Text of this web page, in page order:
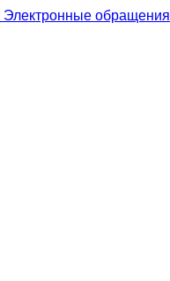
Электронные обращения